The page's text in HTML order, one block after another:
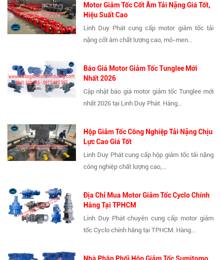
Motor Giảm Tốc Cốt Âm Tải Nặng Giá Tốt,
Hiệu Suất Cao
Linh Duy Phát cung cấp motor giảm tốc tải
nặng cốt âm chất lượng cao, mô-men...
Báo Giá Motor Giảm Tốc Tunglee Mới
Nhất 2026
Cập nhật báo giá motor giảm tốc Tunglee mới
nhất 2026 tại Linh Duy Phát. Hàng...
Hộp Giảm Tốc Công Nghiệp Tải Nặng Chịu
Lực Cao Giá Tốt
Linh Duy Phát cung cấp hộp giảm tốc tải nặng
công nghiệp chất lượng cao,...
Địa Chỉ Mua Motor Giảm Tốc Cyclo Chính
Hãng Tại TPHCM
Linh Duy Phát chuyên cung cấp motor giảm
tốc Cyclo chính hãng tại TPHCM. Hàng...